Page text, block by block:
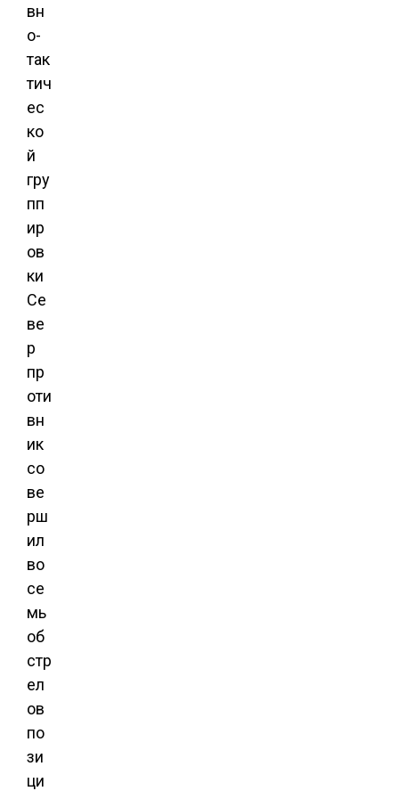
вн
о-
так
тич
ес
ко
й
гру
пп
ир
ов
ки
Се
ве
р
пр
оти
вн
ик
со
ве
рш
ил
во
се
мь
об
стр
ел
ов
по
зи
ци